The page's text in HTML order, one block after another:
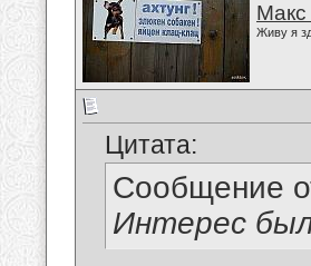
Макс
Живу я
Цитата:
Сообщение
Интерес